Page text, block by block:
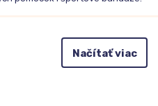
Načítať viac